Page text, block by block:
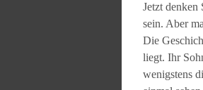
Jetzt denken
sein. Aber
Die
liegt. Ihr
wenigstens